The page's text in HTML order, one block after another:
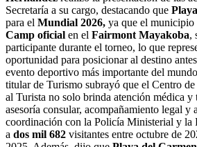
Secretaría a su cargo, destacando que
para el Mundial 2026, ya que el municipio
Camp oficial en el Fairmont Mayakoba,
participante durante el torneo, lo que
oportunidad para posicionar al destino
evento deportivo más importante del
titular de Turismo subrayó que el Centro
al Turista no solo brinda atención médica y
asesoría consular, acompañamiento legal y
coordinación con la Policía Ministerial y la
a dos mil 682 visitantes entre octubre de